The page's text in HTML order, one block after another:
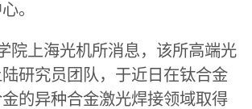
。
院上海光机所消息，该所高端光
研究员团队，于近日在钛合金
的异种合金激光焊接领域取得